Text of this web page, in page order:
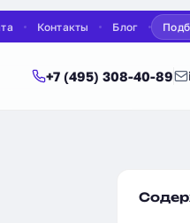
Контакты Блог
+7 (495) 308-40-89